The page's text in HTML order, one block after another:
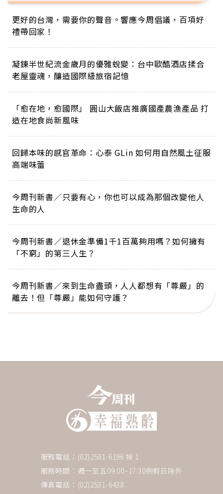
更好的台灣，需要你的聲音。響應今周倡議，百項好
禮帶回家！
凝鍊半世紀流金歲月的優雅蛻變：台中歐酷酒店揉合
老屋靈魂，釀造國際級旅宿記憶
「愈在地，愈國際」 圓山大飯店推廣國產農漁產品 打
造在地食尚新風味
回歸本味的感官革命：心泰 GLin 如何用自然風土征服
高端味蕾
今周刊新書／只要有心，你也可以成為那個改變他人
生命的人
今周刊新書／退休金準備1千1百萬夠用嗎？如何擁有
「不窮」的第三人生？
今周刊新書／來到生命盡頭，人人都想有「尊嚴」的
離去！但「尊嚴」能如何守護？
服務電話：(02)2581-6196 按 1
服務時間：週一至五09:00~17:30例假日除外
傳真電話：(02)2531-6438